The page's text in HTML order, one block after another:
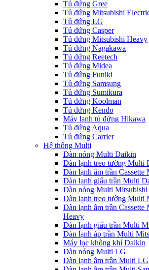
Tủ đứng Gree
Tủ đứng Mitsubishi
Tủ đứng LG
Tủ đứng Casper
Tủ đứng Mitsubishi Heavy
Tủ đứng Nagakawa
Tủ đứng Reetech
Tủ đứng Midea
Tủ đứng Funiki
Tủ đứng Samsung
Tủ đứng Sumikura
Tủ đứng Koolman
Tủ đứng Kendo
Máy lạnh tủ đứng Hikawa
Tủ đứng Aqua
Tủ đứng Carrier
Hệ thống Multi
Dàn nóng Multi Daikin
Dàn lạnh treo tường Multi
Dàn lạnh âm trần
Dàn lạnh giấu trần Multi
Dàn nóng Multi
Dàn lạnh treo tường Multi
Dàn lạnh âm trần
Heavy
Dàn lạnh giấu trần Multi
Dàn lạnh áp trần Multi
Máy lọc không khí Daikin
Dàn nóng Multi LG
Dàn lạnh âm trần Multi LG